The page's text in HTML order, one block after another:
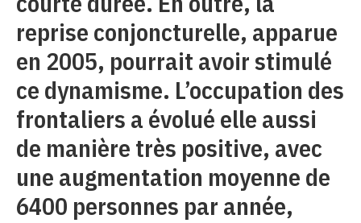
reprise conjoncturelle, apparue
en 2005, pourrait avoir stimulé
ce dynamisme. L’occupation des
frontaliers a évolué elle aussi
de manière très positive, avec
une augmentation moyenne de
6400 personnes par année,